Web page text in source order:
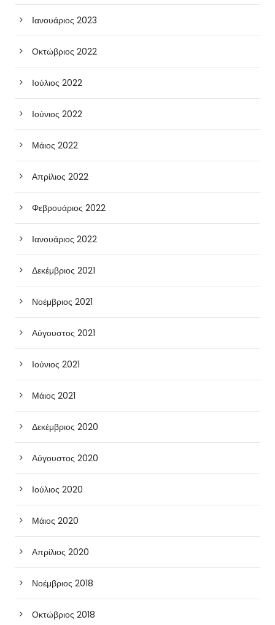
Ιανουάριος 2023
Οκτώβριος 2022
Ιούλιος 2022
Ιούνιος 2022
Μάιος 2022
Απρίλιος 2022
Φεβρουάριος 2022
Ιανουάριος 2022
Δεκέμβριος 2021
Νοέμβριος 2021
Αύγουστος 2021
Ιούνιος 2021
Μάιος 2021
Δεκέμβριος 2020
Αύγουστος 2020
Ιούλιος 2020
Μάιος 2020
Απρίλιος 2020
Νοέμβριος 2018
Οκτώβριος 2018